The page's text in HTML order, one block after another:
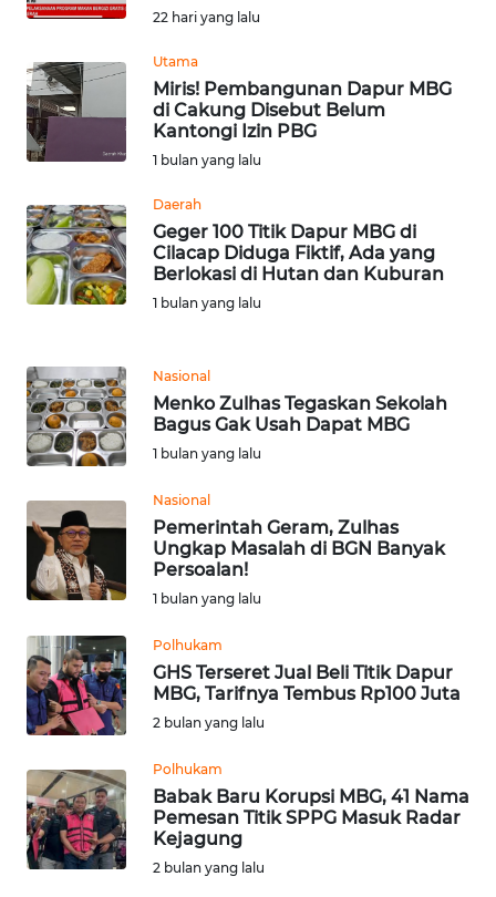
22 hari yang lalu
Utama
Miris! Pembangunan Dapur MBG
di Cakung Disebut Belum
Kantongi Izin PBG
1 bulan yang lalu
Daerah
Geger 100 Titik Dapur MBG di
Cilacap Diduga Fiktif, Ada yang
Berlokasi di Hutan dan Kuburan
1 bulan yang lalu
Nasional
Menko Zulhas Tegaskan Sekolah
Bagus Gak Usah Dapat MBG
1 bulan yang lalu
Nasional
Pemerintah Geram, Zulhas
Ungkap Masalah di BGN Banyak
Persoalan!
1 bulan yang lalu
Polhukam
GHS Terseret Jual Beli Titik Dapur
MBG, Tarifnya Tembus Rp100 Juta
2 bulan yang lalu
Polhukam
Babak Baru Korupsi MBG, 41 Nama
Pemesan Titik SPPG Masuk Radar
Kejagung
2 bulan yang lalu
PENDIDIKAN
OLAHRAGA
OPINI
EDITORIAL
INDEKS
BERITA
KONTAK
INFO
IKLAN
TENTANG
KAMI
PEDOMAN
MEDIA
REDAKSI